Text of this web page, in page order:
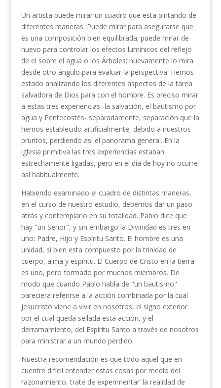
Un artista puede mirar un cuadro que esta pintando de
diferentes maneras. Puede mirar para asegurarse que
es una composición bien equilibrada; puede mirar de
nuevo para controlar los efectos lumínicos del reflejo
de el sobre el agua o los Árboles; nuevamente lo mira
desde otro ángulo para evaluar la perspectiva. Hemos
estado analizando los diferentes aspectos de la tarea
salvadora de Dios para con el hombre. Es pre­ciso mirar
a estas tres experiencias -la salvación, el bautismo por
agua y Pentecostés- separadamente, separación que la
hemos establecido artificialmente, debido a nuestros
pruritos, perdiendo así el panorama general. En la
iglesia primitiva las tres experiencias estaban
estrechamente ligadas, pero en el día de hoy no ocurre
así habitualmente.
Habiendo examinado el cuadro de distintas mane­ras,
en el curso de nuestro estudio, debemos dar un paso
atrás y contemplarlo en su totalidad. Pablo dice que
hay "un Señor", y sin embargo la Divinidad es tres en
uno: Padre, Hijo y Espíritu Santo. El hom­bre es una
unidad, si bien esta compuesto por la trinidad de
cuerpo, alma y espíritu. El Cuerpo de Cristo en la tierra
es uno, pero formado por muchos miembros. De
modo que cuando Pablo habla de "un bautismo"
pareciera referirse a la acción combinada por la cual
Jesucristo viene a vivir en nosotros, el signo exterior
por el cual queda sellada esta acción, y el
derramamiento, del Espíritu Santo a través de nosotros
para ministrar a un mundo perdido.
Nuestra recomendación es que todo aquel que en­
cuentre difícil entender estas cosas por medio del
razonamiento, trate de experimentar’ la realidad de